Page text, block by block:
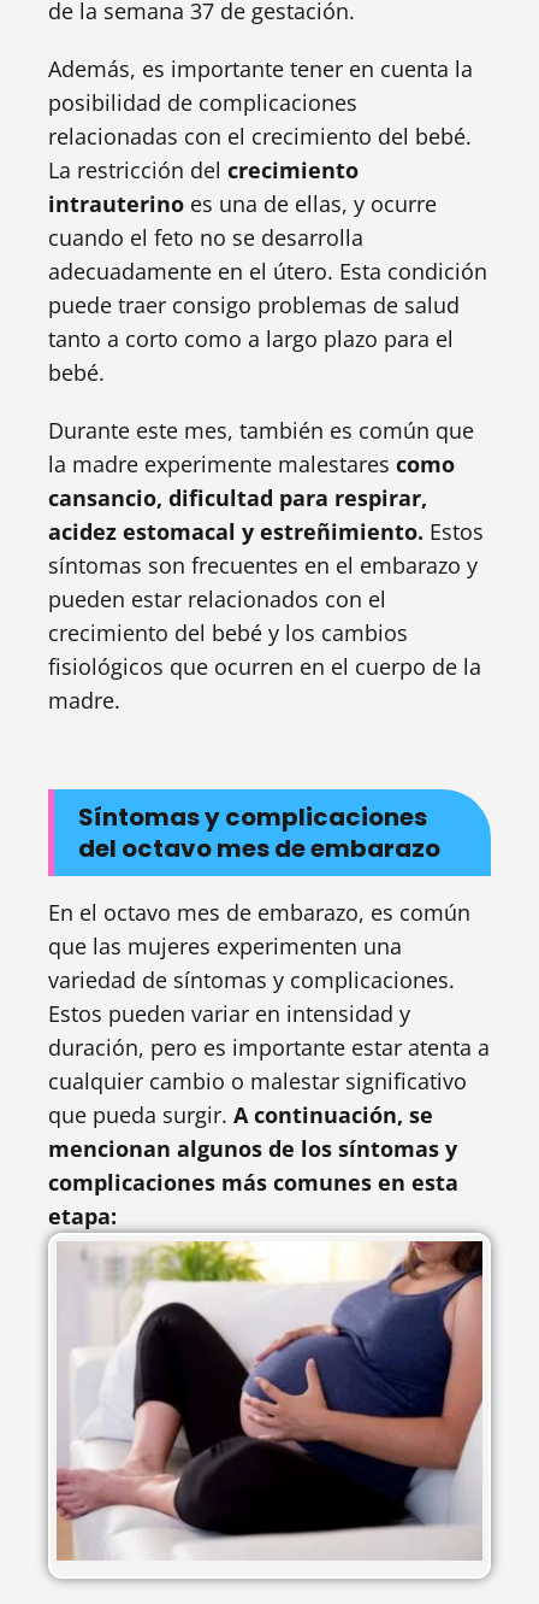
de la semana 37 de gestación.
Además, es importante tener en cuenta la
posibilidad de complicaciones
relacionadas con el crecimiento del bebé.
La restricción del crecimiento
intrauterino es una de ellas, y ocurre
cuando el feto no se desarrolla
adecuadamente en el útero. Esta condición
puede traer consigo problemas de salud
tanto a corto como a largo plazo para el
bebé.
Durante este mes, también es común que
la madre experimente malestares como
cansancio, dificultad para respirar,
acidez estomacal y estreñimiento. Estos
síntomas son frecuentes en el embarazo y
pueden estar relacionados con el
crecimiento del bebé y los cambios
fisiológicos que ocurren en el cuerpo de la
madre.
Síntomas y complicaciones
del octavo mes de embarazo
En el octavo mes de embarazo, es común
que las mujeres experimenten una
variedad de síntomas y complicaciones.
Estos pueden variar en intensidad y
duración, pero es importante estar atenta a
cualquier cambio o malestar significativo
que pueda surgir. A continuación, se
mencionan algunos de los síntomas y
complicaciones más comunes en esta
etapa: